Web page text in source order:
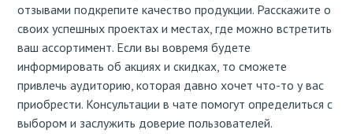
отзывами подкрепите качество продукции. Расскажите о
своих успешных проектах и местах, где можно встретить
ваш ассортимент. Если вы вовремя будете
информировать об акциях и скидках, то сможете
привлечь аудиторию, которая давно хочет что-то у вас
приобрести. Консультации в чате помогут определиться с
выбором и заслужить доверие пользователей.